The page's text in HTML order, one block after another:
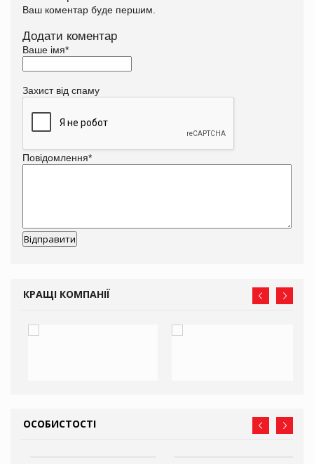
Ваш коментар буде першим.
Додати коментар
Ваше імя*
Захист від спаму
Повідомлення*
КРАЩІ КОМПАНІЇ
ОСОБИСТОСТІ